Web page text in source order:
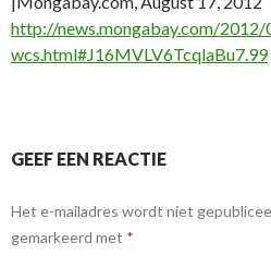
http://news.mongabay.com/
wcs.html#J16MVLV6TcqlaBu7.99
GEEF EEN REACTIE
Het e-mailadres wordt niet
gemarkeerd met *